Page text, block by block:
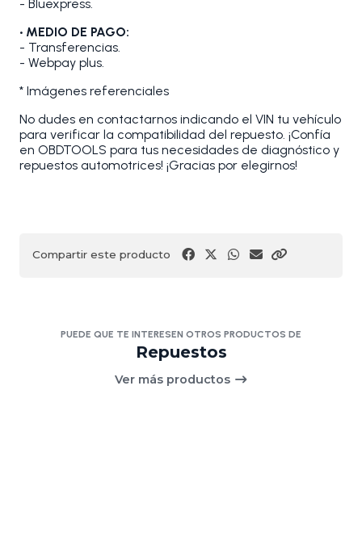
- Bluexpress.
• MEDIO DE PAGO:
- Transferencias.
- Webpay plus.
* Imágenes referenciales
No dudes en contactarnos indicando el VIN tu vehículo
para verificar la compatibilidad del repuesto. ¡Confía
en OBDTOOLS para tus necesidades de diagnóstico y
repuestos automotrices! ¡Gracias por elegirnos!
Compartir este producto
PUEDE QUE TE INTERESEN OTROS PRODUCTOS DE
Repuestos
Ver más productos